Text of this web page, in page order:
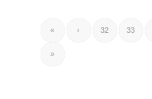
« ‹ 32 33
»